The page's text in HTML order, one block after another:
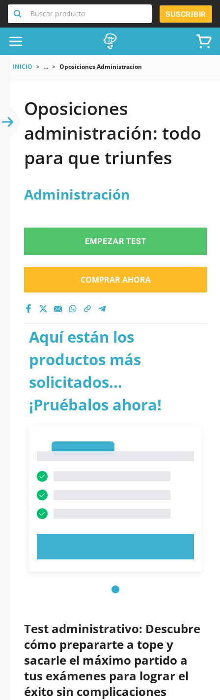
Buscar producto SUSCRIBIR
INICIO ... Oposiciones Administracion
Oposiciones
administración: todo
para que triunfes
Administración
EMPEZAR TEST
COMPRAR AHORA
Aquí están los
productos más
solicitados...
¡Pruébalos ahora!
Test administrativo: Descubre
cómo prepararte a tope y
sacarle el máximo partido a
tus exámenes para lograr el
éxito sin complicaciones